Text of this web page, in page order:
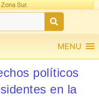
Sur.
MENU
políticos
en la